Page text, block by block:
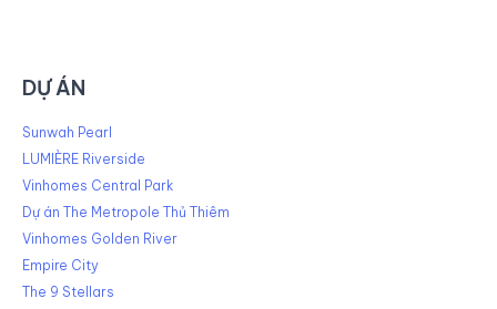
DỰ ÁN
Sunwah Pearl
LUMIÈRE Riverside
Vinhomes Central Park
Dự án The Metropole Thủ Thiêm
Vinhomes Golden River
Empire City
The 9 Stellars